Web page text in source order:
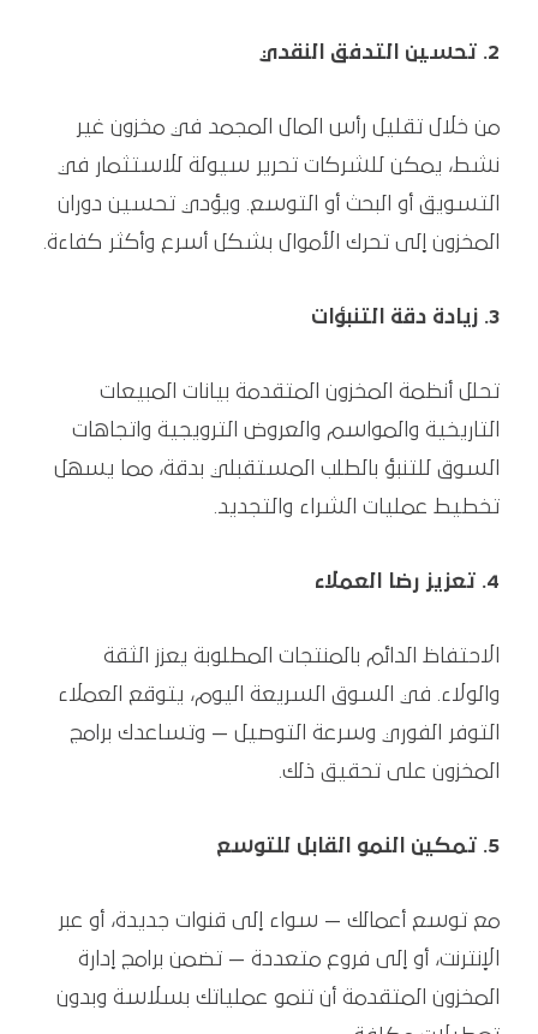
2. تحسين التدفق النقدي
من خلال تقليل رأس المال المجمد في مخزون غير
نشط، يمكن للشركات تحرير سيولة للاستثمار في
التسويق أو البحث أو التوسع. ويؤدي تحسين دوران
المخزون إلى تحرك الأموال بشكل أسرع وأكثر كفاءة.
3. زيادة دقة التنبؤات
تحلل أنظمة المخزون المتقدمة بيانات المبيعات
التاريخية والمواسم والعروض الترويجية واتجاهات
السوق للتنبؤ بالطلب المستقبلي بدقة، مما يسهل
تخطيط عمليات الشراء والتجديد.
4. تعزيز رضا العملاء
الاحتفاظ الدائم بالمنتجات المطلوبة يعزز الثقة
والولاء. في السوق السريعة اليوم، يتوقع العملاء
التوفر الفوري وسرعة التوصيل — وتساعدك برامج
المخزون على تحقيق ذلك.
5. تمكين النمو القابل للتوسع
مع توسع أعمالك — سواء إلى قنوات جديدة، أو عبر
الإنترنت، أو إلى فروع متعددة — تضمن برامج إدارة
المخزون المتقدمة أن تنمو عملياتك بسلاسة وبدون